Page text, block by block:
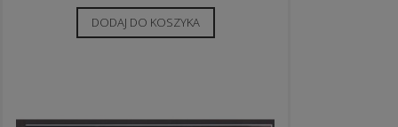
DODAJ DO KOSZYKA